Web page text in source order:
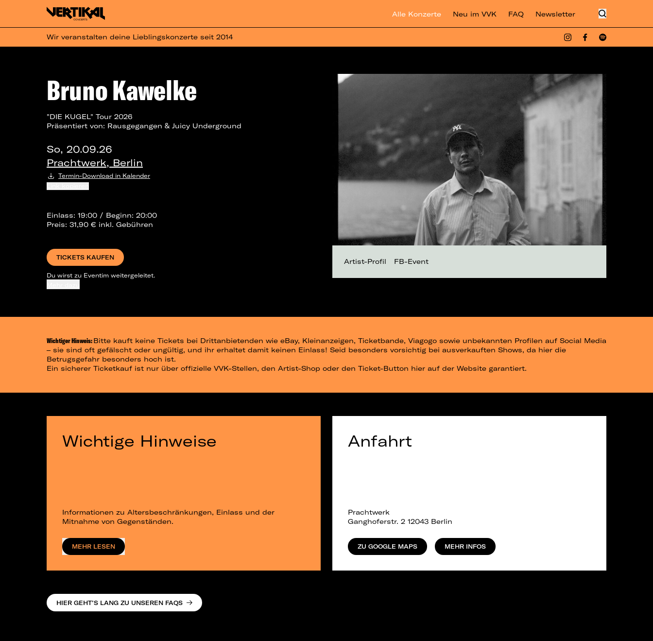
Alle Konzerte Neu im VVK FAQ Newsletter
Wir veranstalten deine Lieblingskonzerte seit 2014
Bruno Kawelke
"DIE KUGEL" Tour 2026
Präsentiert von: Rausgegangen & Juicy Underground
So, 20.09.26
Prachtwerk, Berlin
Termin-Download in Kalender
Einlass: 19:00 / Beginn: 20:00
Preis: 31,90 € inkl. Gebühren
TICKETS KAUFEN
Du wirst zu Eventim weitergeleitet.
Artist-Profil FB-Event
Wichtiger Hinweis:Bitte kauft keine Tickets bei Drittanbietenden wie eBay, Kleinanzeigen, Ticketbande, Viagogo sowie unbekannten Profilen auf Social Media
– sie sind oft gefälscht oder ungültig, und ihr erhaltet damit keinen Einlass! Seid besonders vorsichtig bei ausverkauften Shows, da hier die
Betrugsgefahr besonders hoch ist.
Ein sicherer Ticketkauf ist nur über offizielle VVK-Stellen, den Artist-Shop oder den Ticket-Button hier auf der Website garantiert.
Wichtige Hinweise
Informationen zu Altersbeschränkungen, Einlass und der
Mitnahme von Gegenständen.
MEHR LESEN
Anfahrt
Prachtwerk
Ganghoferstr. 2 12043 Berlin
ZU GOOGLE MAPS MEHR INFOS
HIER GEHT’S LANG ZU UNSEREN FAQS